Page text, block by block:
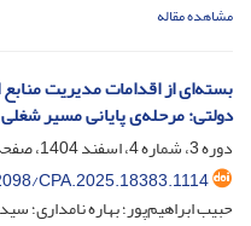
مشاهده مقاله
بسته‌ا‌ی از اقدامات مدیریت
دولتی: مرحله‌ی پایانی مسیر شغلی
دوره 3، شماره 4، اسفند 1404، صفحه
CPA.2025.18383.1114
حبیب ابراهیم‌پور؛ بهاره نامداری؛